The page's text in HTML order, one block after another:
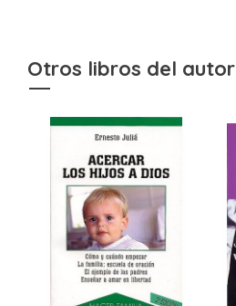
Otros libros del autor